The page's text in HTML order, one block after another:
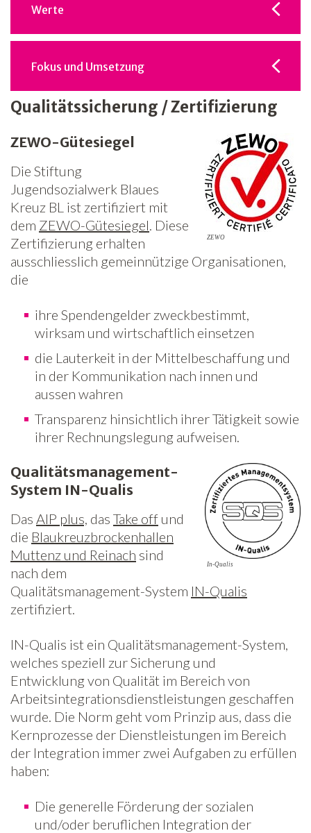
Werte
Fokus und Umsetzung
Qualitätssicherung / Zertifizierung
ZEWO
ZEWO-Gütesiegel
Die Stiftung
Jugendsozialwerk Blaues
Kreuz BL ist zertifiziert mit
dem ZEWO-Gütesiegel. Diese
Zertifizierung erhalten
ausschliesslich gemeinnützige Organisationen,
die
ihre Spendengelder zweckbestimmt,
wirksam und wirtschaftlich einsetzen
die Lauterkeit in der Mittelbeschaffung und
in der Kommunikation nach innen und
aussen wahren
Transparenz hinsichtlich ihrer Tätigkeit sowie
ihrer Rechnungslegung aufweisen.
In-Qualis
Qualitätsmanagement-
System IN-Qualis
Das AIP plus, das Take off und
die Blaukreuzbrockenhallen
Muttenz und Reinach sind
nach dem
Qualitätsmanagement-System IN-Qualis
zertifiziert.
IN-Qualis ist ein Qualitätsmanagement-System,
welches speziell zur Sicherung und
Entwicklung von Qualität im Bereich von
Arbeitsintegrationsdienstleistungen geschaffen
wurde. Die Norm geht vom Prinzip aus, dass die
Kernprozesse der Dienstleistungen im Bereich
der Integration immer zwei Aufgaben zu erfüllen
haben:
Die generelle Förderung der sozialen
und/oder beruflichen Integration der